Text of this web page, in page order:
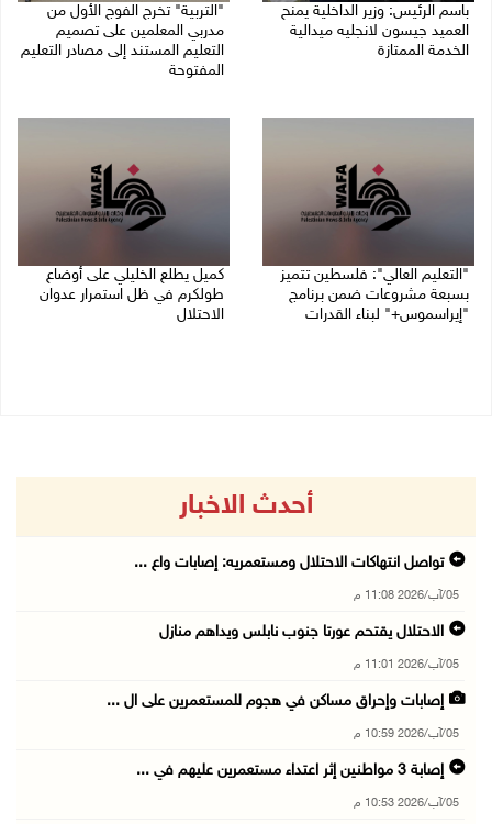
باسم الرئيس: وزير الداخلية يمنح
العميد جيسون لانجليه ميدالية
الخدمة الممتازة
"التربية" تخرج الفوج الأول من
مدربي المعلمين على تصميم
التعليم المستند إلى مصادر التعليم
المفتوحة
"التعليم العالي": فلسطين تتميز
بسبعة مشروعات ضمن برنامج
"إيراسموس+" لبناء القدرات
كميل يطلع الخليلي على أوضاع
طولكرم في ظل استمرار عدوان
الاحتلال
أحدث الاخبار
تواصل انتهاكات الاحتلال ومستعمريه: إصابات واع ...
05/آب/2026 11:08 م
الاحتلال يقتحم عورتا جنوب نابلس ويداهم منازل
05/آب/2026 11:01 م
إصابات وإحراق مساكن في هجوم للمستعمرين على ال ...
05/آب/2026 10:59 م
إصابة 3 مواطنين إثر اعتداء مستعمرين عليهم في ...
05/آب/2026 10:53 م